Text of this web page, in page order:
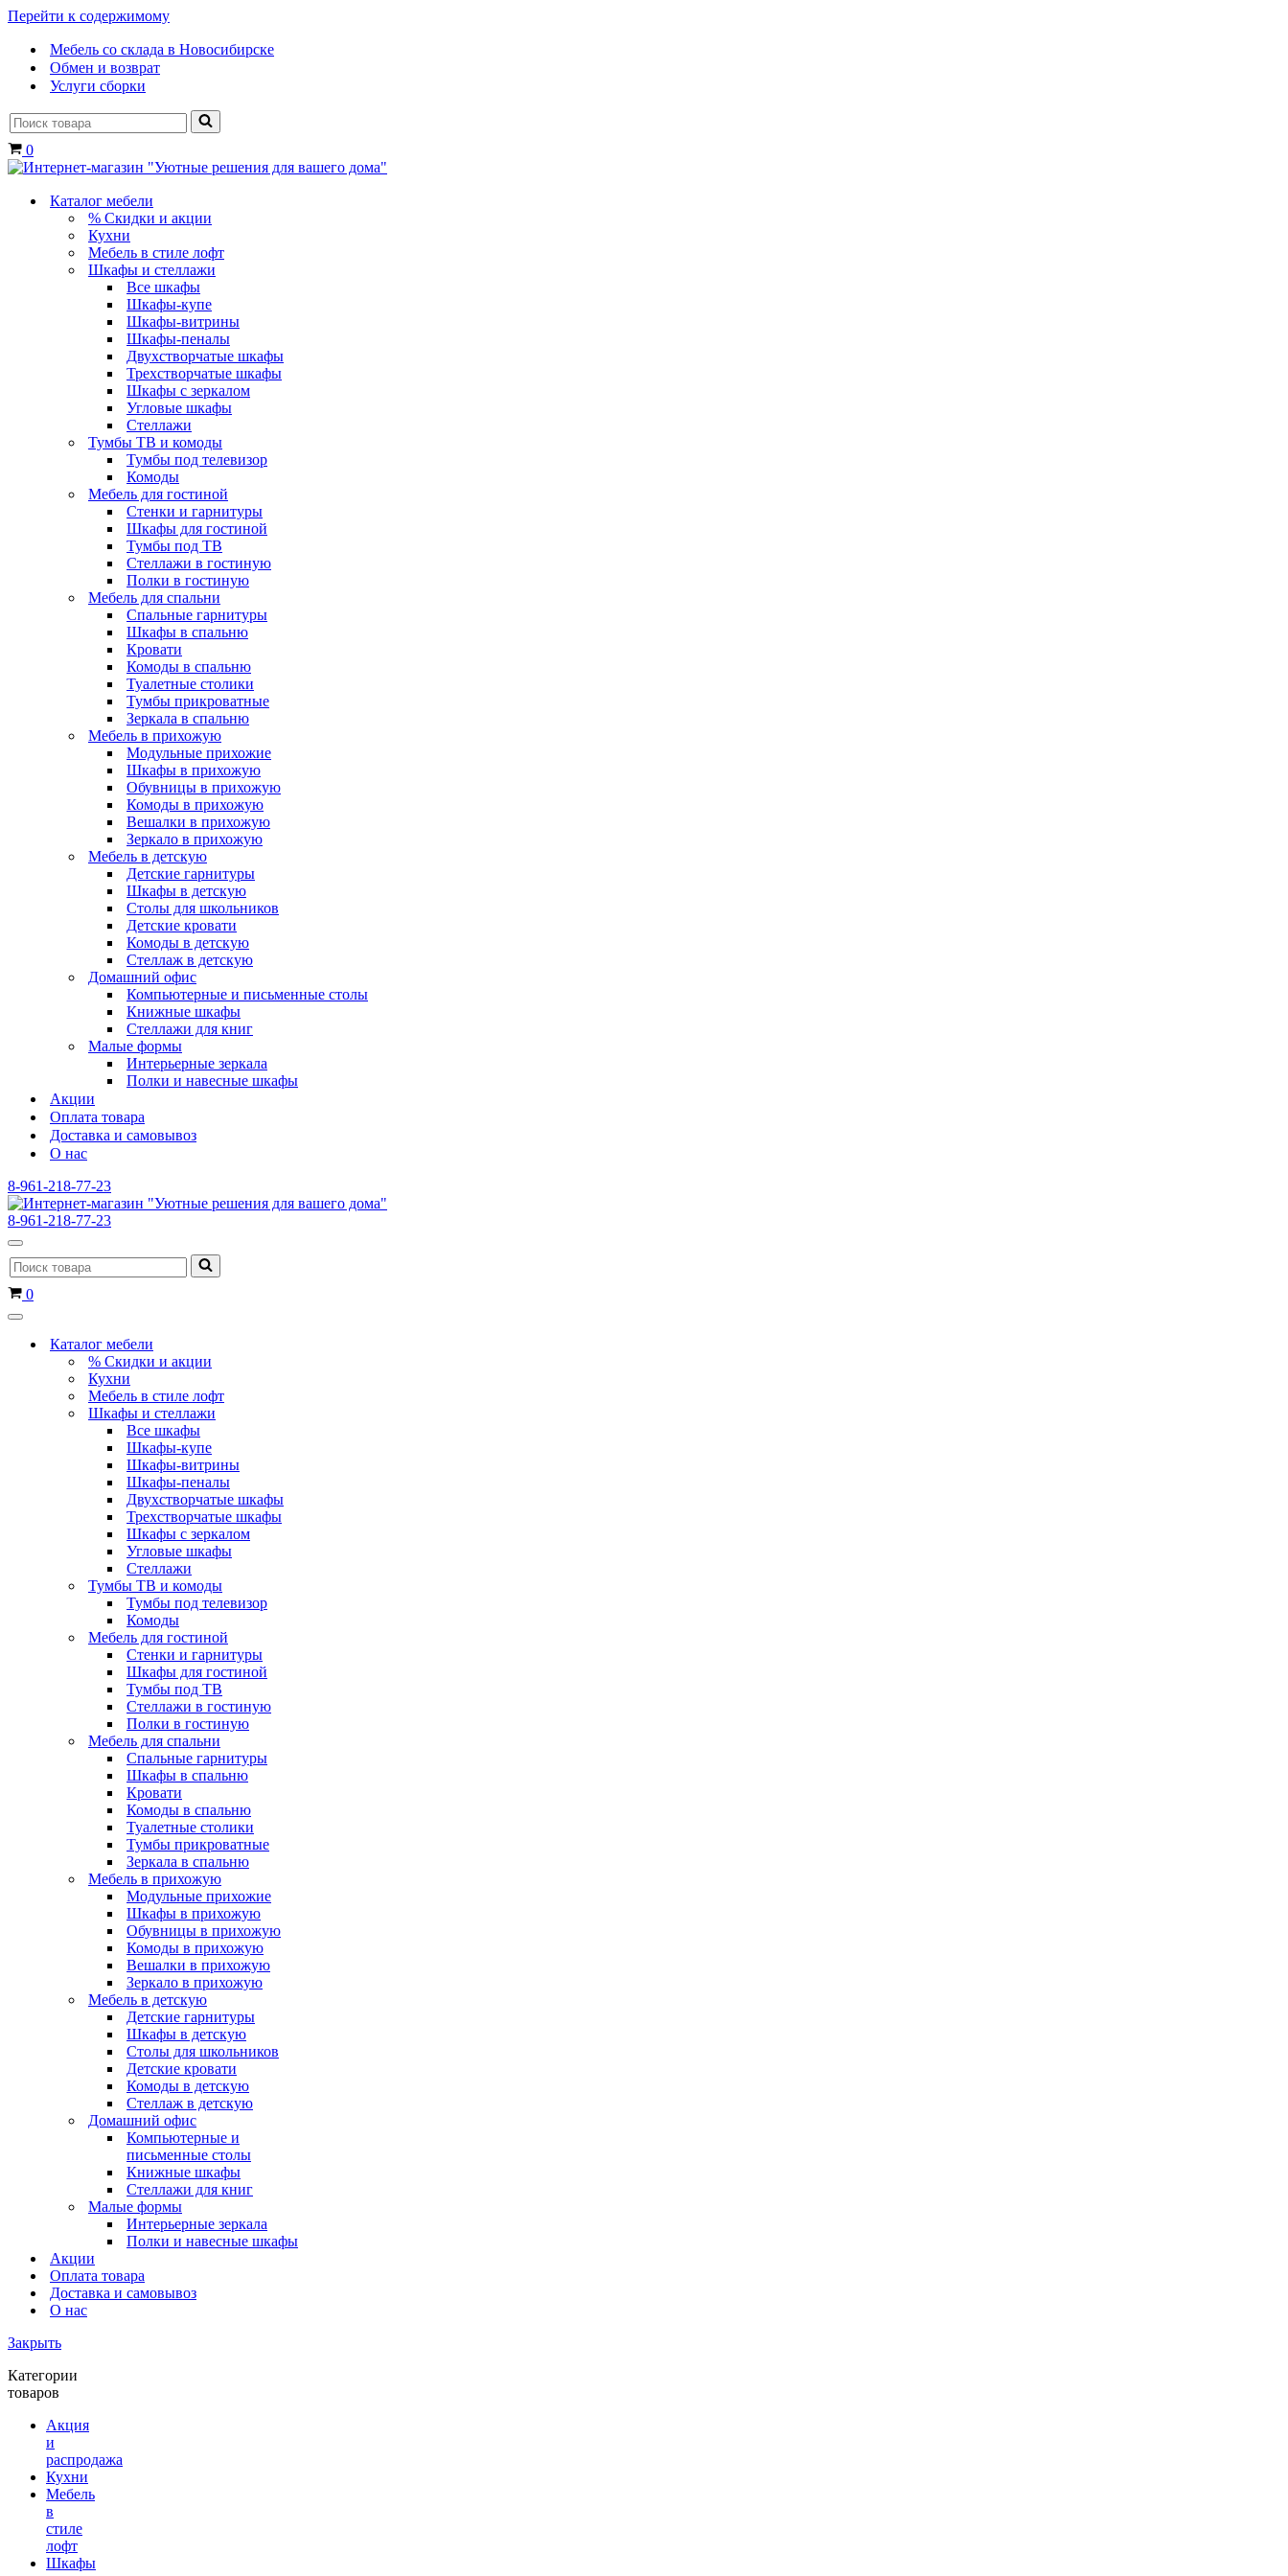
Перейти к содержимому
Мебель со склада в Новосибирске
Обмен и возврат
Услуги сборки
Искать...
Корзина
0
Каталог мебели
% Скидки и акции
Кухни
Мебель в стиле лофт
Шкафы и стеллажи
Все шкафы
Шкафы-купе
Шкафы-витрины
Шкафы-пеналы
Двухстворчатые шкафы
Трехстворчатые шкафы
Шкафы с зеркалом
Угловые шкафы
Стеллажи
Тумбы ТВ и комоды
Тумбы под телевизор
Комоды
Мебель для гостиной
Стенки и гарнитуры
Шкафы для гостиной
Тумбы под ТВ
Стеллажи в гостиную
Полки в гостиную
Мебель для спальни
Спальные гарнитуры
Шкафы в спальню
Кровати
Комоды в спальню
Туалетные столики
Тумбы прикроватные
Зеркала в спальню
Мебель в прихожую
Модульные прихожие
Шкафы в прихожую
Обувницы в прихожую
Комоды в прихожую
Вешалки в прихожую
Зеркало в прихожую
Мебель в детскую
Детские гарнитуры
Шкафы в детскую
Столы для школьников
Детские кровати
Комоды в детскую
Стеллаж в детскую
Домашний офис
Компьютерные и письменные столы
Книжные шкафы
Стеллажи для книг
Малые формы
Интерьерные зеркала
Полки и навесные шкафы
Акции
Оплата товара
Доставка и самовывоз
О нас
8-961-218-77-23
8-961-218-77-23
Меню
навигации
Искать...
Корзина
0
Меню
навигацииКаталог мебели
% Скидки и акции
Кухни
Мебель в стиле лофт
Шкафы и стеллажи
Все шкафы
Шкафы-купе
Шкафы-витрины
Шкафы-пеналы
Двухстворчатые шкафы
Трехстворчатые шкафы
Шкафы с зеркалом
Угловые шкафы
Стеллажи
Тумбы ТВ и комоды
Тумбы под телевизор
Комоды
Мебель для гостиной
Стенки и гарнитуры
Шкафы для гостиной
Тумбы под ТВ
Стеллажи в гостиную
Полки в гостиную
Мебель для спальни
Спальные гарнитуры
Шкафы в спальню
Кровати
Комоды в спальню
Туалетные столики
Тумбы прикроватные
Зеркала в спальню
Мебель в прихожую
Модульные прихожие
Шкафы в прихожую
Обувницы в прихожую
Комоды в прихожую
Вешалки в прихожую
Зеркало в прихожую
Мебель в детскую
Детские гарнитуры
Шкафы в детскую
Столы для школьников
Детские кровати
Комоды в детскую
Стеллаж в детскую
Домашний офис
Компьютерные и
письменные столы
Книжные шкафы
Стеллажи для книг
Малые формы
Интерьерные зеркала
Полки и навесные шкафы
Акции
Оплата товара
Доставка и самовывоз
О нас
Закрыть
Категории
товаров
Акция
и
распродажа
Кухни
Мебель
в
стиле
лофт
Шкафы